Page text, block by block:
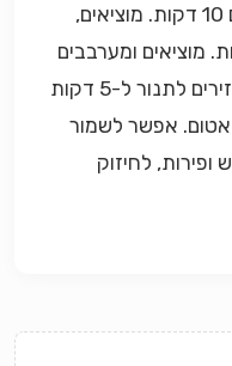
בתבנית. מכניסים לתנור ואופים 10 דקות. מוציאים,
דקות נוספות. מוציאים ומערבבים
שוב. מוסיפים את הצימוקים ומחזירים לתנור ל-5 דקות
אטום. אפשר לשמור
ופירות, לחיזוק